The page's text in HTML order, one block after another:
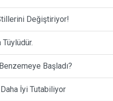
Değiştiriyor!
Başladı?
İyi Tutabiliyor